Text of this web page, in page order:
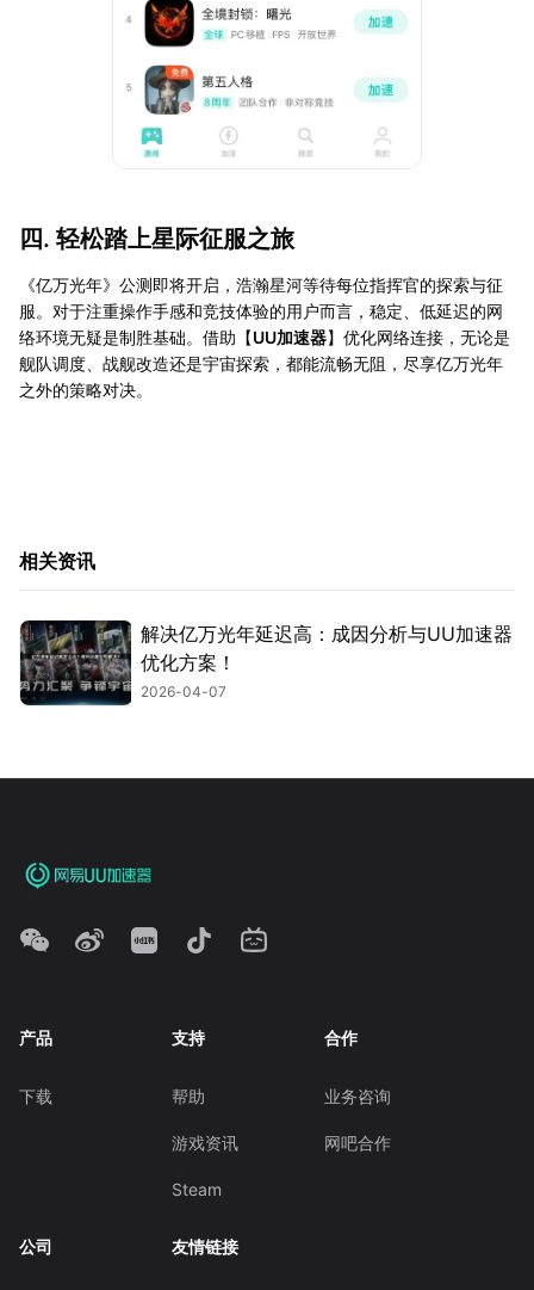
四. 轻松踏上星际征服之旅
《亿万光年》公测即将开启，浩瀚星河等待每位指挥官的探索与征
服。对于注重操作手感和竞技体验的用户而言，稳定、低延迟的网
络环境无疑是制胜基础。借助【UU加速器】优化网络连接，无论是
舰队调度、战舰改造还是宇宙探索，都能流畅无阻，尽享亿万光年
之外的策略对决。
相关资讯
解决亿万光年延迟高：成因分析与UU加速器
优化方案！
2026-04-07
产品
下载
支持
帮助
游戏资讯
Steam
合作
业务咨询
网吧合作
公司 友情链接